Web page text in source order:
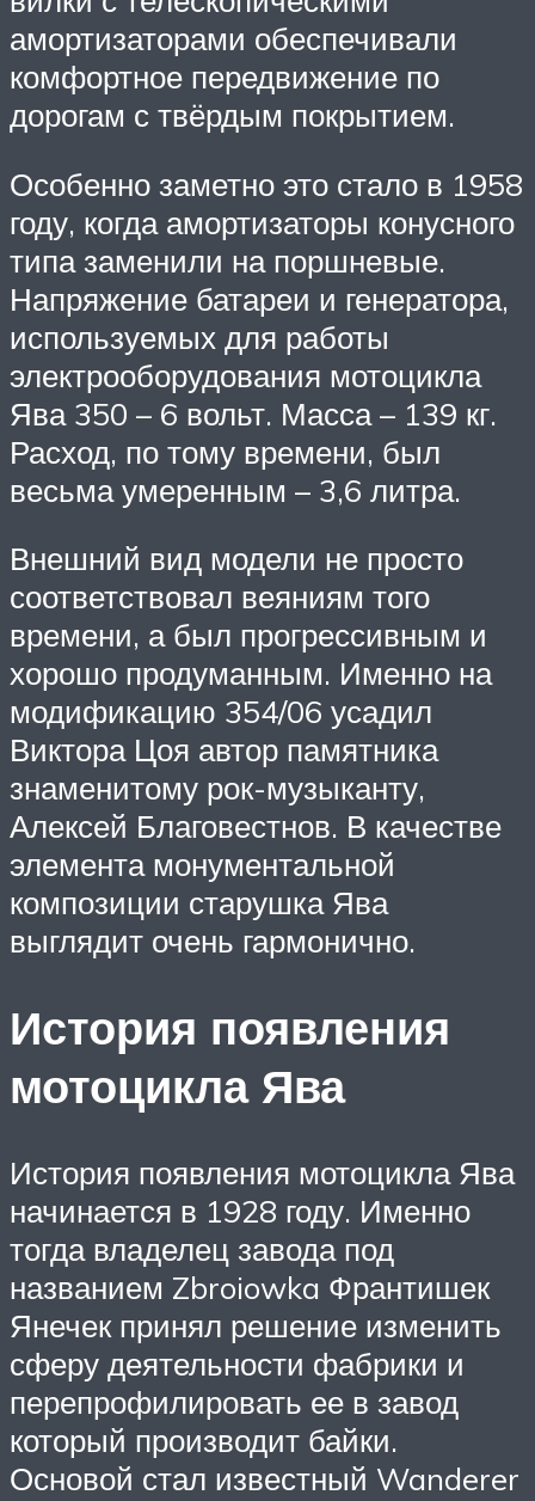
амортизаторами обеспечивали
комфортное передвижение по
дорогам с твёрдым покрытием.
Особенно заметно это стало в 1958
году, когда амортизаторы конусного
типа заменили на поршневые.
Напряжение батареи и генератора,
используемых для работы
электрооборудования мотоцикла
Ява 350 – 6 вольт. Масса – 139 кг.
Расход, по тому времени, был
весьма умеренным – 3,6 литра.
Внешний вид модели не просто
соответствовал веяниям того
времени, а был прогрессивным и
хорошо продуманным. Именно на
модификацию 354/06 усадил
Виктора Цоя автор памятника
знаменитому рок-музыканту,
Алексей Благовестнов. В качестве
элемента монументальной
композиции старушка Ява
выглядит очень гармонично.
История появления
мотоцикла Ява
История появления мотоцикла Ява
начинается в 1928 году. Именно
тогда владелец завода под
названием Zbroiowka Франтишек
Янечек принял решение изменить
сферу деятельности фабрики и
перепрофилировать ее в завод
который производит байки.
Основой стал известный Wanderer